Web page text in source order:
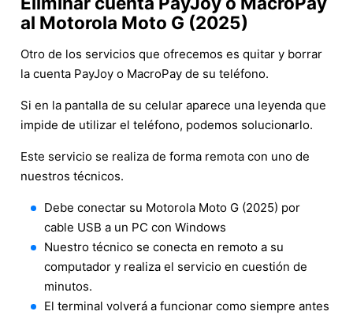
al Motorola Moto G (2025)
Otro de los servicios que ofrecemos es quitar y borrar
la cuenta PayJoy o MacroPay de su teléfono.
Si en la pantalla de su celular aparece una leyenda que
impide de utilizar el teléfono, podemos solucionarlo.
Este servicio se realiza de forma remota con uno de
nuestros técnicos.
Debe conectar su Motorola Moto G (2025) por
cable USB a un PC con Windows
Nuestro técnico se conecta en remoto a su
computador y realiza el servicio en cuestión de
minutos.
El terminal volverá a funcionar como siempre antes